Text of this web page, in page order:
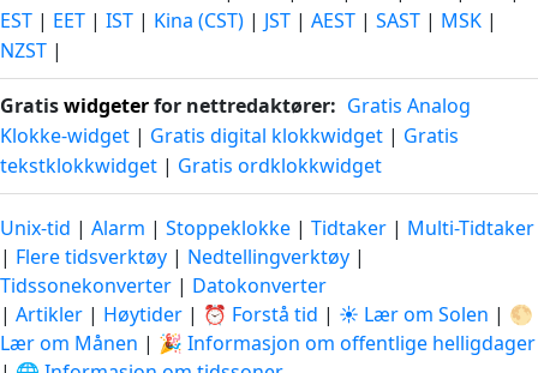
EST | EET | IST | Kina (CST) | JST | AEST | SAST | MSK |
NZST |
Gratiswidgeterfor nettredaktører: Gratis Analog
Klokke-widget | Gratis digital klokkwidget | Gratis
tekstklokkwidget | Gratis ordklokkwidget
Unix-tid | Alarm | Stoppeklokke | Tidtaker | Multi-Tidtaker
| Flere tidsverktøy | Nedtellingverktøy |
Tidssonekonverter | Datokonverter
| Artikler | Høytider | ⏰ Forstå tid | ☀️ Lær om Solen | 🌕
Lær om Månen | 🎉 Informasjon om offentlige helligdager